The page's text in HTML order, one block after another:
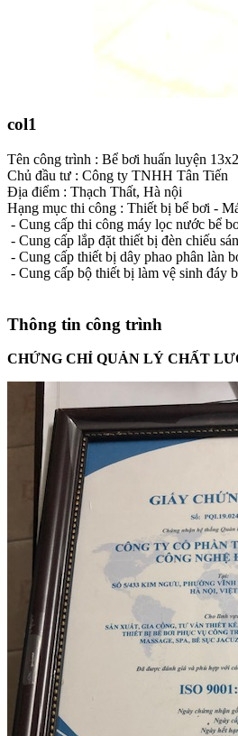
col1
Tên công trình : Bể bơi huấn luyện
Chủ đầu tư : Công ty TNHH Tân Tiến
Địa điểm : Thạch Thất, Hà nội
Hạng mục thi công : Thiết bị bể bơi -
- Cung cấp thi công máy lọc nước bể
- Cung cấp lắp đặt thiết bị đèn chiếu
- Cung cấp thiết bị dây phao phân làn
- Cung cấp bộ thiết bị làm vệ sinh đáy
Thông tin công trình
CHỨNG CHỈ QUẢN LÝ CHẤT